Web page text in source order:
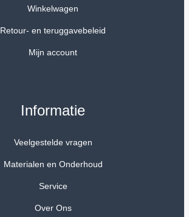
Winkelwagen
Retour- en teruggavebeleid
Mijn account
Informatie
Veelgestelde vragen
Materialen en Onderhoud
Service
Over Ons